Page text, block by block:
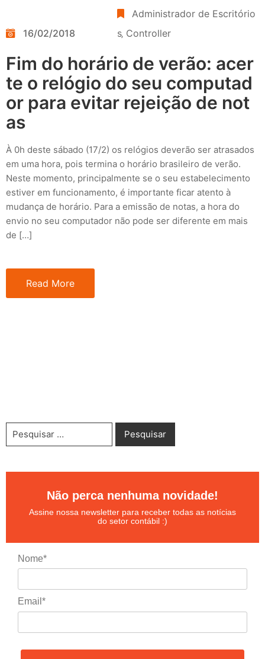
16/02/2018
Administrador de Escritório
s‚ Controller
Fim do horário de verão: acer
te o relógio do seu computad
or para evitar rejeição de not
as
À 0h deste sábado (17/2) os relógios deverão ser atrasados
em uma hora, pois termina o horário brasileiro de verão.
Neste momento, principalmente se o seu estabelecimento
estiver em funcionamento, é importante ficar atento à
mudança de horário. Para a emissão de notas, a hora do
envio no seu computador não pode ser diferente em mais
de […]
Read More
Não perca nenhuma novidade!
Assine nossa newsletter para receber todas as notícias
do setor contábil :)
Nome*
Email*